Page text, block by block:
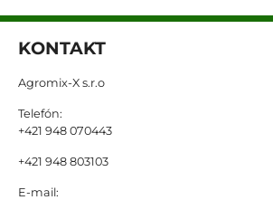
KONTAKT
Agromix-X s.r.o
Telefón:
+421 948 070443
+421 948 803103
E-mail: